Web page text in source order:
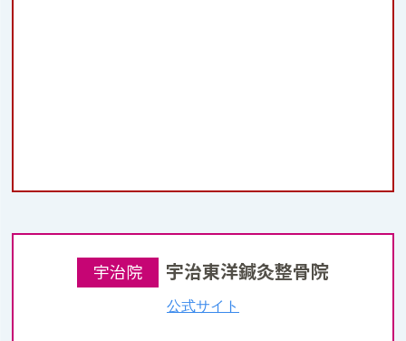
宇治院 宇治東洋鍼灸整骨院
公式サイト